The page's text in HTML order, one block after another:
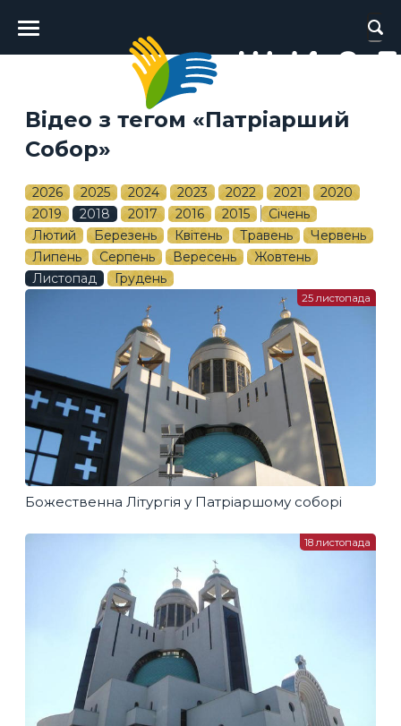
Головне
меню
Відео з тегом «Патріарший
Собор»
2026 2025 2024 2023 2022 2021
2020
2019
2018 2017 2016 2015
Січень
Лютий
Березень Квітень Травень
Червень
Липень
Серпень Вересень
Жовтень
Листопад
Грудень
Божественна Літургія у Патріаршому соборі
25 листопада
18 листопада